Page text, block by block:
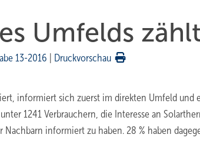
Umfelds zählt
13-2016 Druckvorschau
informiert sich zuerst im direkten Umfeld und
1241 Verbrauchern, die Interesse an
Nachbarn informiert zu haben. 28 % haben